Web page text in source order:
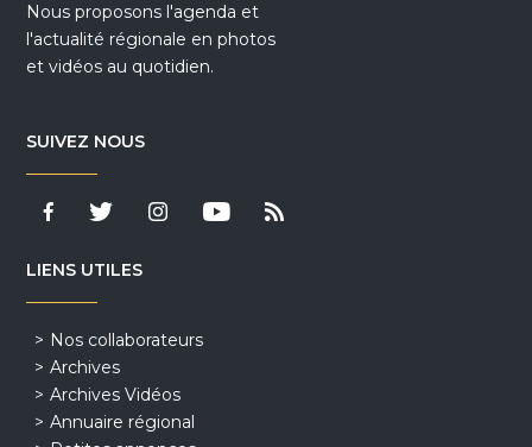
Nous proposons l'agenda et
l'actualité régionale en photos
et vidéos au quotidien.
SUIVEZ NOUS
LIENS UTILES
Nos collaborateurs
Archives
Archives Vidéos
Annuaire régional